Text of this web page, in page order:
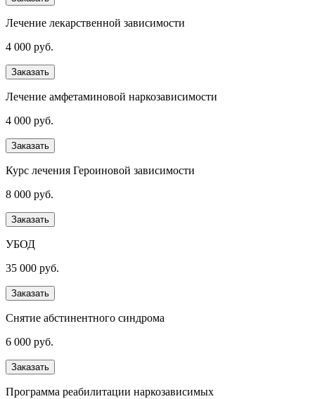
Лечение лекарственной зависимости
4 000 руб.
Заказать
Лечение амфетаминовой наркозависимости
4 000 руб.
Заказать
Курс лечения Героиновой зависимости
8 000 руб.
Заказать
УБОД
35 000 руб.
Заказать
Снятие абстинентного синдрома
6 000 руб.
Заказать
Программа реабилитации наркозависимых